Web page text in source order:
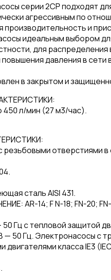
серии 2CP подходят
агрессивным по
производительность и
идеальным выбором
для распределения
давления в
в закрытом и
450 л/мин (27 м3/час).
отверстиями в
сталь AISI 431.
AR-14; F N-18; FN-20;
Гц с тепловой защитой
— 50 Гц. Электронасосы с
класса IE3